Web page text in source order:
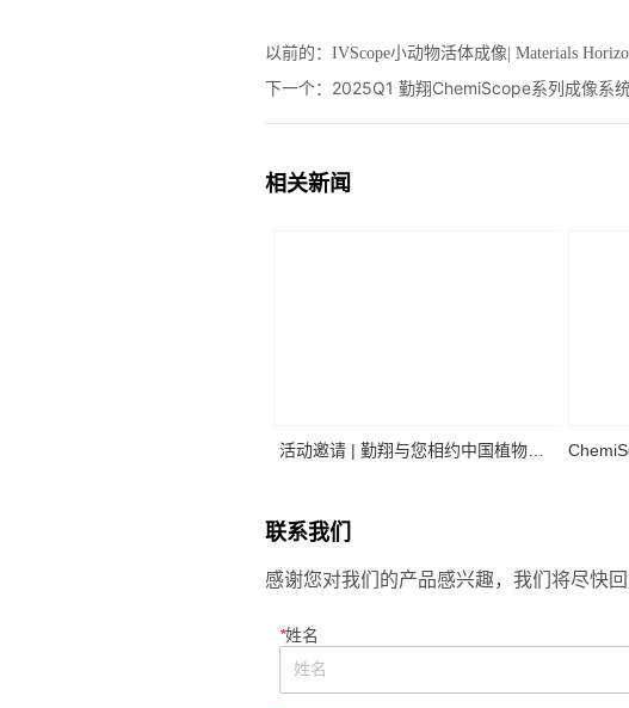
以前的： IVScope小动物活体成像| Materials
下一个： 2025Q1 勤翔ChemiScope系列成像系
相关新闻
活动邀请 | 勤翔与您相约中国植物生
联系我们
感谢您对我们的产品感兴趣，我们将尽快回
*姓名